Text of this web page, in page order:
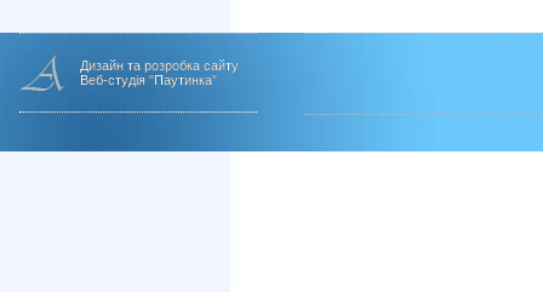
Дизайн та розробка сайту
Веб-студія "Паутинка"